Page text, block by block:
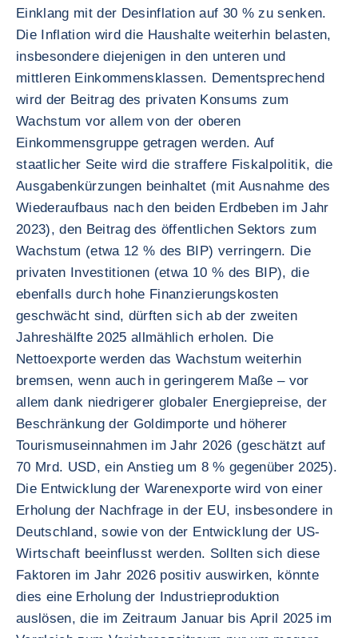
Einklang mit der Desinflation auf 30 % zu senken.
Die Inflation wird die Haushalte weiterhin belasten,
insbesondere diejenigen in den unteren und
mittleren Einkommensklassen. Dementsprechend
wird der Beitrag des privaten Konsums zum
Wachstum vor allem von der oberen
Einkommensgruppe getragen werden. Auf
staatlicher Seite wird die straffere Fiskalpolitik, die
Ausgabenkürzungen beinhaltet (mit Ausnahme des
Wiederaufbaus nach den beiden Erdbeben im Jahr
2023), den Beitrag des öffentlichen Sektors zum
Wachstum (etwa 12 % des BIP) verringern. Die
privaten Investitionen (etwa 10 % des BIP), die
ebenfalls durch hohe Finanzierungskosten
geschwächt sind, dürften sich ab der zweiten
Jahreshälfte 2025 allmählich erholen. Die
Nettoexporte werden das Wachstum weiterhin
bremsen, wenn auch in geringerem Maße – vor
allem dank niedrigerer globaler Energiepreise, der
Beschränkung der Goldimporte und höherer
Tourismuseinnahmen im Jahr 2026 (geschätzt auf
70 Mrd. USD, ein Anstieg um 8 % gegenüber 2025).
Die Entwicklung der Warenexporte wird von einer
Erholung der Nachfrage in der EU, insbesondere in
Deutschland, sowie von der Entwicklung der US-
Wirtschaft beeinflusst werden. Sollten sich diese
Faktoren im Jahr 2026 positiv auswirken, könnte
dies eine Erholung der Industrieproduktion
auslösen, die im Zeitraum Januar bis April 2025 im